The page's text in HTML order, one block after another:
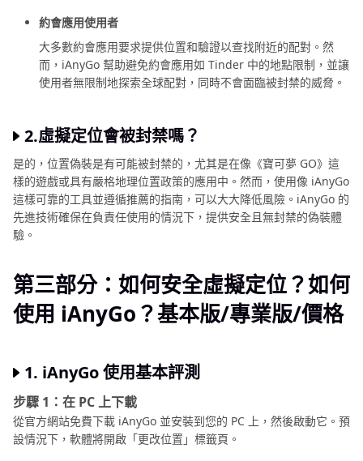
約會應用使用者
大多數約會應用要求提供位置和驗證以查找附近的配對。然
而，iAnyGo 幫助避免約會應用如 Tinder 中的地點限制，並讓
使用者無限制地探索全球配對，同時不會面臨被封禁的威脅。
2.虛擬定位會被封禁嗎？
是的，位置偽裝是有可能被封禁的，尤其是在像《寶可夢 GO》這
樣的遊戲或具有嚴格地理位置政策的應用中。然而，使用像 iAnyGo
這樣可靠的工具並遵循推薦的指南，可以大大降低風險。iAnyGo 的
先進技術確保在負責任使用的情況下，提供安全且無封禁的偽裝體
驗。
第三部分：如何安全虛擬定位？如何
使用 iAnyGo？基本版/專業版/價格
1. iAnyGo 使用基本評測
步驟 1：在 PC 上下載
從官方網站免費下載 iAnyGo 並安裝到您的 PC 上，然後啟動它。預
設情況下，軟體將開啟「更改位置」標籤頁。